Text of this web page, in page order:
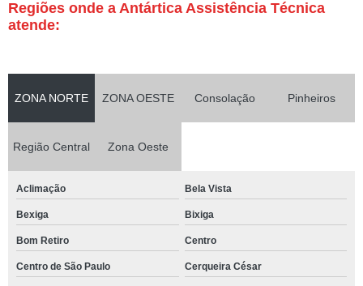
Regiões onde a Antártica Assistência Técnica
atende:
ZONA NORTE ZONA OESTE Consolação Pinheiros
Região Central Zona Oeste
Aclimação Bela Vista
Bexiga Bixiga
Bom Retiro Centro
Centro de São Paulo Cerqueira César